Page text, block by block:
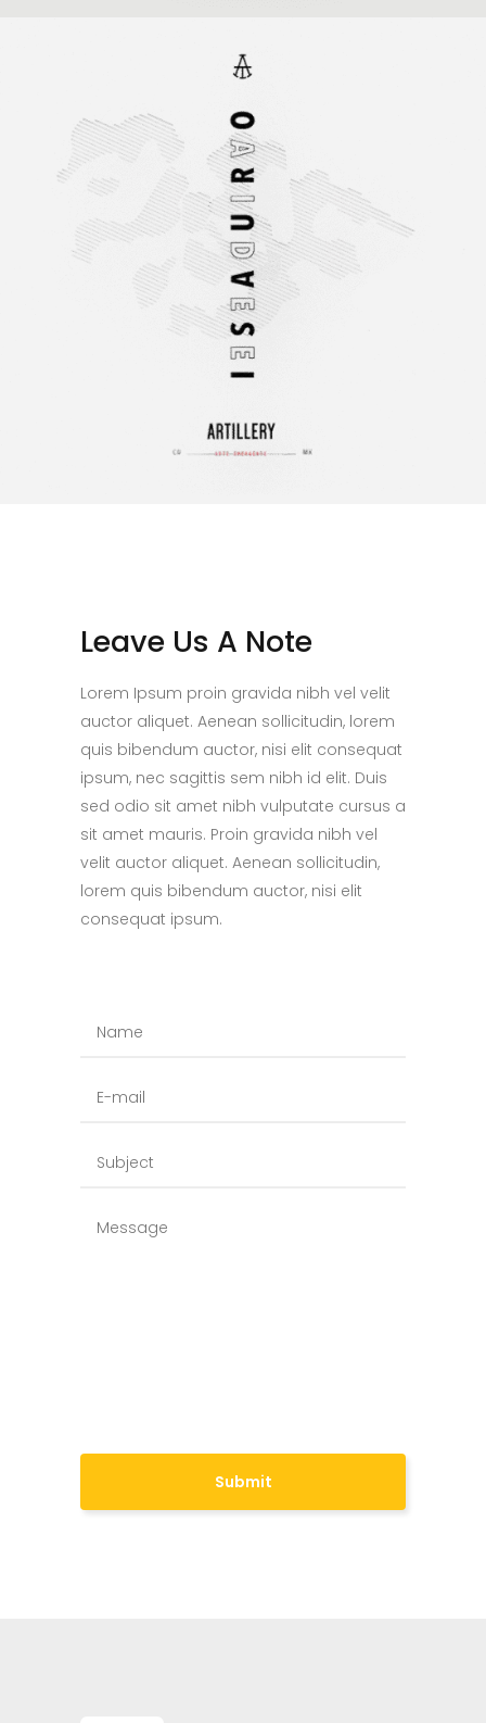
Leave Us A Note
Lorem Ipsum proin gravida nibh vel velit
auctor aliquet. Aenean sollicitudin, lorem
quis bibendum auctor, nisi elit consequat
ipsum, nec sagittis sem nibh id elit. Duis
sed odio sit amet nibh vulputate cursus a
sit amet mauris. Proin gravida nibh vel
velit auctor aliquet. Aenean sollicitudin,
lorem quis bibendum auctor, nisi elit
consequat ipsum.